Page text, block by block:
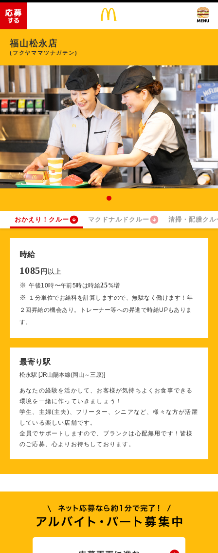
福山松永店
(フクヤママツナガテン)
おかえり！クルー マクドナルドクルー 清掃・配膳クル
時給
1085 円 以上
※午後10時〜午前5時は時給25%増
※
１分単位でお給料を計算しますので、無駄なく働けます！年
２回昇給の機会あり。トレーナー等への昇進で時給UPもありま
す。
最寄り駅
松永駅 [JR山陽本線(岡山～三原)]
あなたの経験を活かして、お客様が気持ちよくお食事できる
環境を一緒に作っていきましょう！
学生、主婦(主夫)、フリーター、シニアなど、様々な方が活躍
している楽しい店舗です。
全員でサポートしますので、ブランクは心配無用です！皆様
のご応募、心よりお待ちしております。